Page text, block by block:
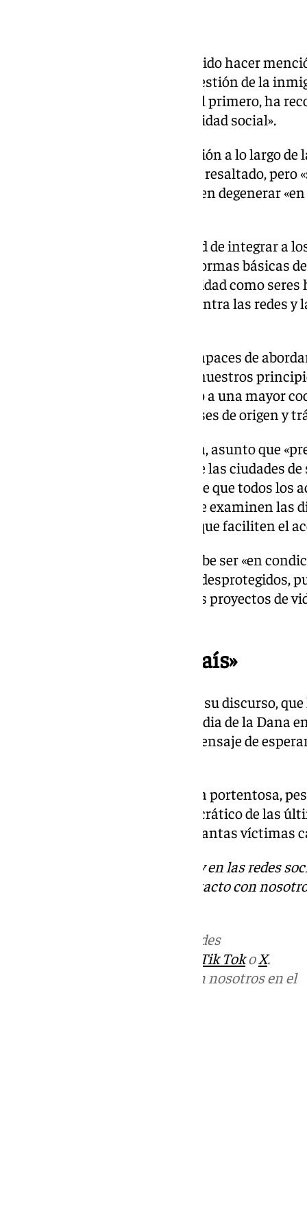
Precisamente, Felipe VI ha querido hacer
preocupan a los españoles: la gestión de la
acceso a la vivienda. Respecto al primero, ha
complejo y de una gran sensibilidad social».
«Sin los movimientos de población a lo largo
las sociedades del presente», ha resaltado,
movimientos migratorios pueden degenerar
El Rey ha defendido la necesidad de integrar a
respeten también «las leyes y normas básicas
tiempo que se reconoce su dignidad como
firmeza que requiere la lucha contra las redes
«La manera en la que seamos capaces de
«dirá mucho en el futuro sobre nuestros
democracia», apelando para ello a una mayor
europeos y también con los países de origen y
Por lo que se refiere a la vivienda, asunto que
jóvenes», dada la incapacidad de las ciudades
ha esgrimido que es «importante que todos
se escuchen unos a otros, que se examinen las
diálogo conduzca a soluciones que faciliten el
Ese acceso, ha puntualizado, debe ser «en
para los más jóvenes y los más desprotegidos,
seguridad, el bienestar de tantos proyectos de
«España es un gran país»
Don Felipe ha querido terminar su discurso,
una mención especial a la tragedia de la Dana
pasado 29 de octubre, con un mensaje de
Es «una nación con una historia portentosa,
modélica en el desarrollo democrático de las
incluso el acoso terrorista que tantas víctimas
Descubre más noticias de 101Tv en las redes
. Puedes ponerte en contacto con
en las redes
Tik TokoX.
Puedes ponerte en contacto con nosotros en el